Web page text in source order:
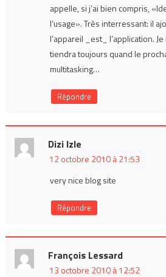
appelle, si j’ai bien compris,
l’usage». Très interressant: il
l’appareil _est_ l’application.
tiendra toujours quand le
multitasking…
Répondre
Dizi Izle
12 octobre 2010 à 21:53
very nice blog site
Répondre
François Lessard
13 octobre 2010 à 12:52